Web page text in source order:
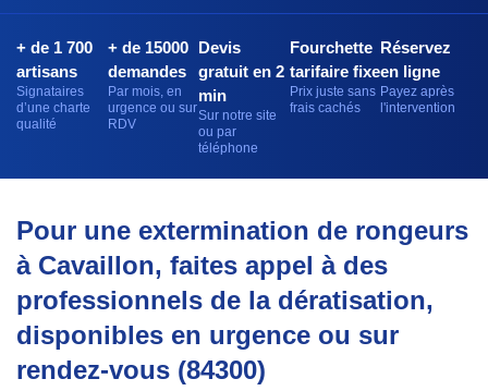
+ de 1 700
artisans
Signataires
d’une charte
qualité
+ de 15000
demandes
Par mois, en
urgence ou sur
RDV
Devis
gratuit en 2
min
Sur notre site
ou par
téléphone
Fourchette
tarifaire fixe
Prix juste sans
frais cachés
Réservez
en ligne
Payez après
l'intervention
Pour une extermination de rongeurs
à Cavaillon, faites appel à des
professionnels de la dératisation,
disponibles en urgence ou sur
rendez-vous (84300)